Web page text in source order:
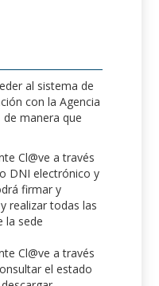
al sistema de
con la Agencia
de manera que
Cl@ve a través
DNI electrónico y
firmar y
realizar todas las
la sede
Cl@ve a través
el estado